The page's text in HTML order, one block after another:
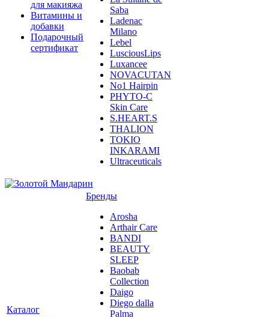
для макияжа
Витамины и
добавки
Подарочный
сертификат
Saba
Ladenac
Milano
Lebel
LusciousLips
Luxancee
NOVACUTAN
No1 Hairpin
PHYTO-C
Skin Care
S.HEART.S
THALION
TOKIO
INKARAMI
Ultraceuticals
Каталог
Бренды
Arosha
Arthair Care
BANDI
BEAUTY
SLEEP
Baobab
Collection
Daigo
Diego dalla
Palma